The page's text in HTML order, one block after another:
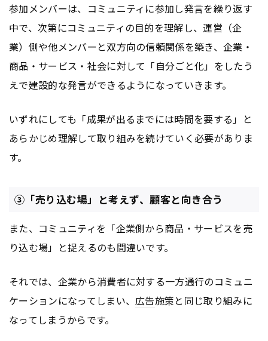
参加メンバーは、コミュニティに参加し発言を繰り返す
中で、次第にコミュニティの目的を理解し、運営（企
業）側や他メンバーと双方向の信頼関係を築き、企業・
商品・サービス・社会に対して「自分ごと化」をしたう
えで建設的な発言ができるようになっていきます。
いずれにしても「成果が出るまでには時間を要する」と
あらかじめ理解して取り組みを続けていく必要がありま
す。
③「売り込む場」と考えず、顧客と向き合う
また、コミュニティを「企業側から商品・サービスを売
り込む場」と捉えるのも間違いです。
それでは、企業から消費者に対する一方通行のコミュニ
ケーションになってしまい、広告施策と同じ取り組みに
なってしまうからです。